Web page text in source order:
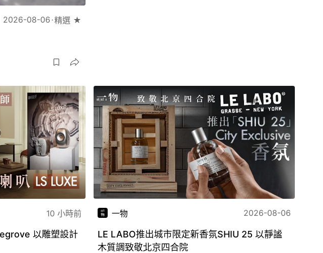
2026-08-06 精選 ★
10 小時前
以雕塑設計
一物 2026-08-06
LE LABO推出城市限定新香氛SHIU 25 以靜謐
木質調致敬北京四合院